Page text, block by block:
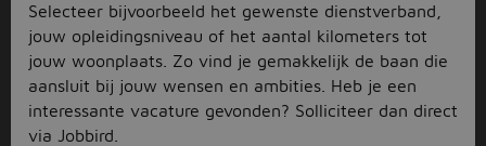
Selecteer bijvoorbeeld het gewenste dienstverband,
jouw opleidingsniveau of het aantal kilometers tot
jouw woonplaats. Zo vind je gemakkelijk de baan die
aansluit bij jouw wensen en ambities. Heb je een
interessante vacature gevonden? Solliciteer dan direct
via Jobbird.